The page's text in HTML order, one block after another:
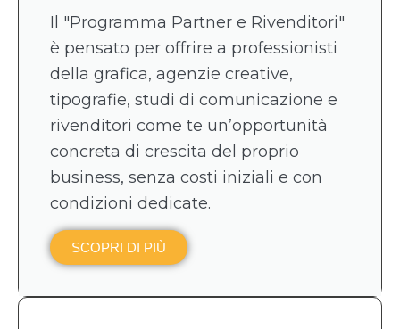
Il "Programma Partner e Rivenditori"
è pensato per offrire a professionisti
della grafica, agenzie creative,
tipografie, studi di comunicazione e
rivenditori come te un’opportunità
concreta di crescita del proprio
business, senza costi iniziali e con
condizioni dedicate.
SCOPRI DI PIÙ